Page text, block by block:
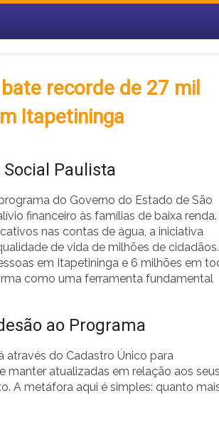
recorde de 27 mil
Itapetininga
Paulista
do Governo do Estado de São
financeiro às famílias de baixa renda.
nas contas de água, a iniciativa
de vida de milhões de cidadãos.
em Itapetininga e 6 milhões em
como uma ferramenta fundamental
ao Programa
através do Cadastro Único para
manter atualizadas em relação aos seus
A metáfora aqui é simples: quanto